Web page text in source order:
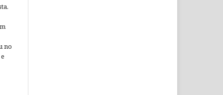
no